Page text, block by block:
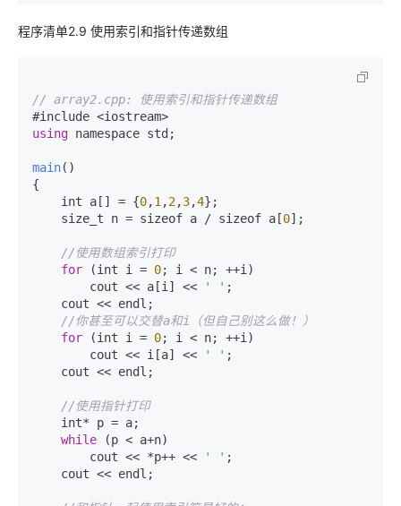
程序清单2.9 使用索引和指针传递数组
// array2.cpp: 使用索引和指针传递数组
using namespace std;
main( )
{
    int a[] = {
0,1 ,2,3,4};
    size_t n = sizeof a / sizeof a[
0];
//使用数组索引打印
for (int i = 0; i < n; ++i)
        cout << a[i] <<
' ' ;
//你甚至可以交替a和i（但自己别这么做！）
for (int i = 0; i < n; ++i)
        cout << i[a] <<
' ' ;
//使用指针打印
while (p < a+n)
        cout << *p++ <<
' ' ;